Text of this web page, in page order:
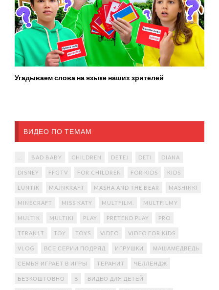
Угадываем слова на языке наших зрителей
ВИДЕО ПО ТЕМАМ
BAD BABY CHILDREN DETEJ DETI DIANA
DISNEY FFGTV FOR CHILDREN FOR KIDS KIDS
LUNTIK MAJNKRAFT MASHA AND THE BEAR MASHINKI
MINECRAFT MISS KATY MULTFILM. MULTFILMY
MULTIK MULTIKI PLAY PRETEND PLAY PRO
TERAN1T TOY TOYS VIDEO VIDEO FOR KIDS
VLOG ВСЕ СЕРИИ ПОДРЯД ИГРУШКИ МАШАМЕДВЕДЬ
СЕМЬЯ ИГРАЕТ В ИГРЫ ТЕРАНИТ ЧЕЛЛЕНДЖ
БЕЗКОШТОВНО В ВИДЕО ДЛЯ ДЕТЕЙ